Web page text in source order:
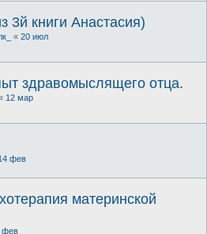
3й книги Анастасия)
« 20 июл
здравомыслящего отца.
12 мар
фев
материнской
фев